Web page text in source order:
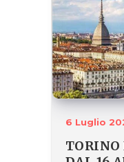
6 Luglio
TORINO